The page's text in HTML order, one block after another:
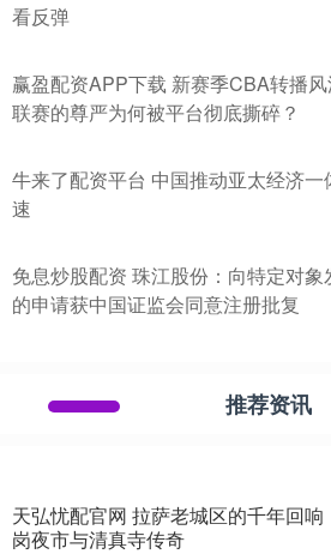
看反弹
赢盈配资APP下载 新赛季CBA转播
联赛的尊严为何被平台彻底撕碎？
牛来了配资平台 中国推动亚太经济一
速
免息炒股配资 珠江股份：向特定对象
的申请获中国证监会同意注册批复
推荐资讯
天弘忧配官网 拉萨老城区的千年回响
岗夜市与清真寺传奇